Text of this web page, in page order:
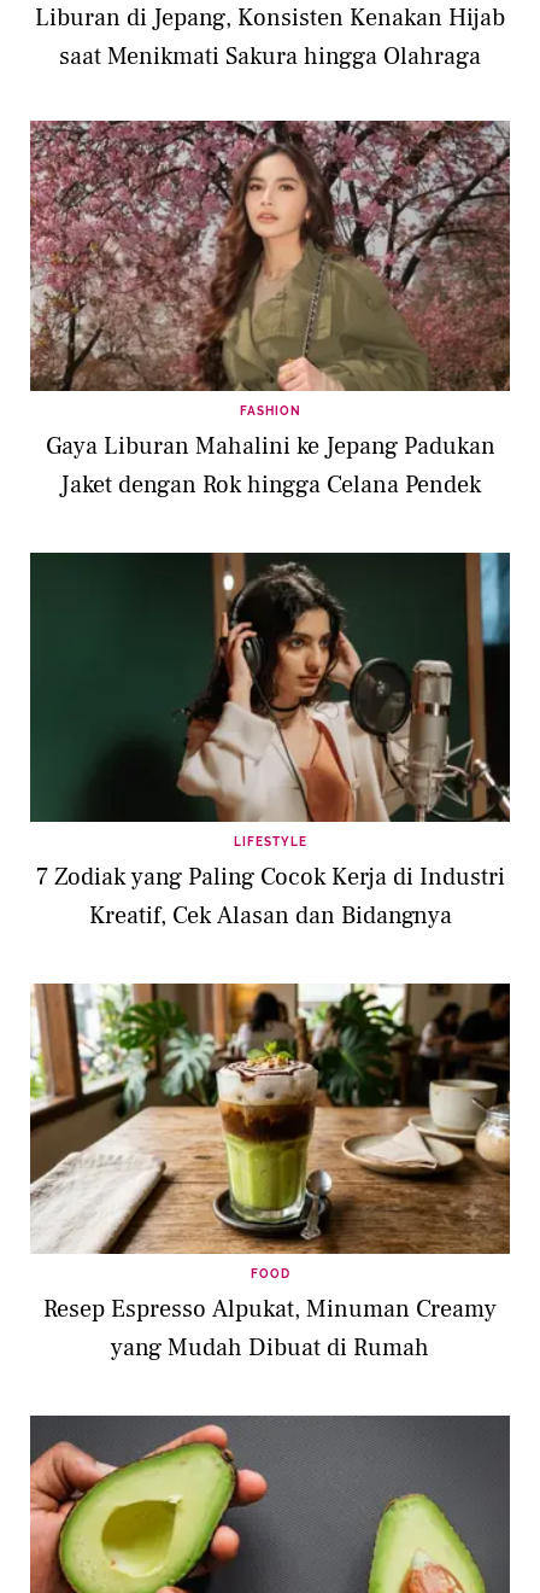
Liburan di Jepang, Konsisten Kenakan Hijab
saat Menikmati Sakura hingga Olahraga
FASHION
Gaya Liburan Mahalini ke Jepang Padukan
Jaket dengan Rok hingga Celana Pendek
LIFESTYLE
7 Zodiak yang Paling Cocok Kerja di Industri
Kreatif, Cek Alasan dan Bidangnya
FOOD
Resep Espresso Alpukat, Minuman Creamy
yang Mudah Dibuat di Rumah